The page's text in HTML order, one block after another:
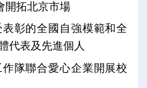
開拓北京市場
彰的全國自強模範和全
代表及先進個人
隊聯合愛心企業開展校